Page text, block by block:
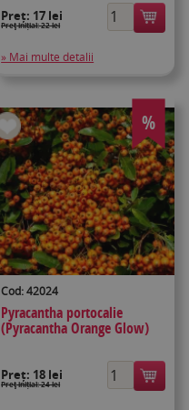
Preț: 17 lei
Preţ inițial: 22 lei
» Mai multe detalii
%
Cod: 42024
Pyracantha portocalie
(Pyracantha Orange Glow)
Preț: 18 lei
Preţ inițial: 24 lei